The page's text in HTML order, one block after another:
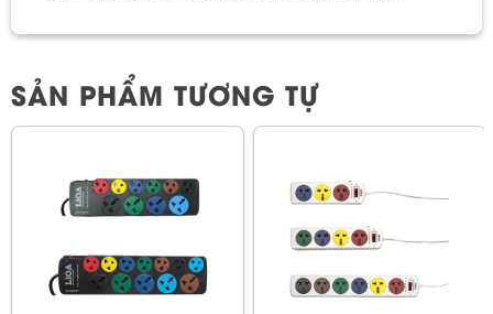
SẢN PHẨM TƯƠNG TỰ